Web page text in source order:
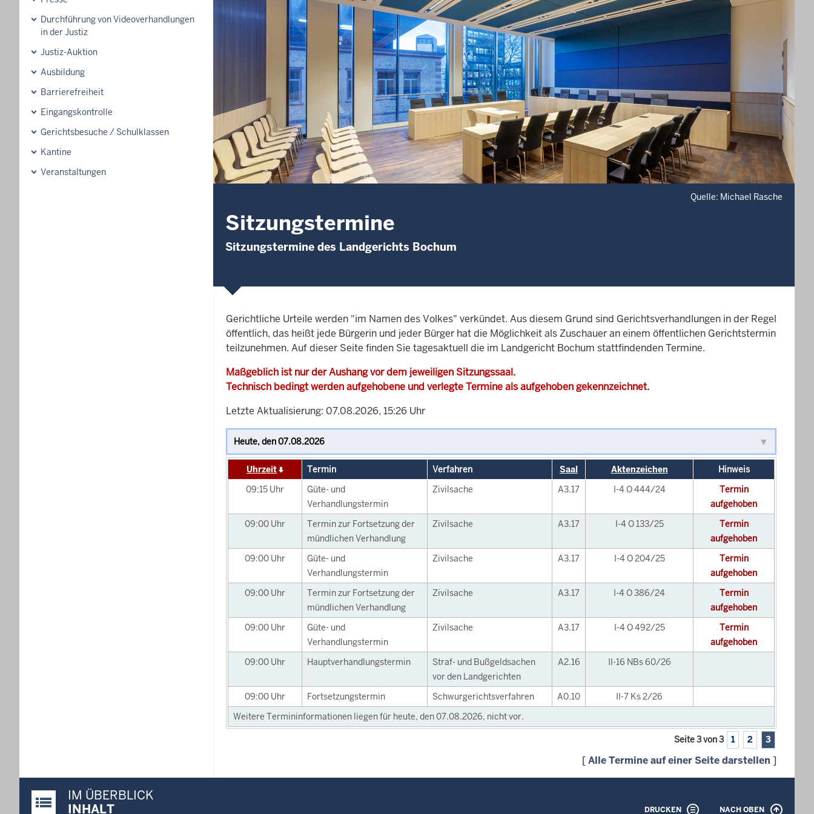
Durchführung von Videoverhandlungen
in der Justiz
Justiz-Auktion
Ausbildung
Barrierefreiheit
Eingangskontrolle
Gerichtsbesuche / Schulklassen
Kantine
Veranstaltungen
Quelle: Michael Rasche
Sitzungstermine
Sitzungstermine des Landgerichts Bochum
Gerichtliche Urteile werden "im Namen des Volkes" verkündet. Aus diesem Grund sind Gerichtsverhandlungen in der Regel
öffentlich, das heißt jede Bürgerin und jeder Bürger hat die Möglichkeit als Zuschauer an einem öffentlichen Gerichtstermin
teilzunehmen. Auf dieser Seite finden Sie tagesaktuell die im Landgericht Bochum stattfindenden Termine.
Maßgeblich ist nur der Aushang vor dem jeweiligen Sitzungssaal.
Technisch bedingt werden aufgehobene und verlegte Termine als aufgehoben gekennzeichnet.
Letzte Aktualisierung: 07.08.2026, 15:26 Uhr
Uhrzeit Termin Verfahren Saal Aktenzeichen
Hinweis
09:15 Uhr
Güte- und
Verhandlungstermin
Zivilsache A3.17 I-4 O 444/24
Termin
aufgehoben
09:00 Uhr
Termin zur Fortsetzung der
mündlichen Verhandlung
Zivilsache A3.17 I-4 O 133/25
Termin
aufgehoben
09:00 Uhr
Güte- und
Verhandlungstermin
Zivilsache A3.17 I-4 O 204/25
Termin
aufgehoben
09:00 Uhr
Termin zur Fortsetzung der
mündlichen Verhandlung
Zivilsache A3.17 I-4 O 386/24
Termin
aufgehoben
09:00 Uhr
Güte- und
Verhandlungstermin
Zivilsache A3.17 I-4 O 492/25
Termin
aufgehoben
09:00 Uhr Hauptverhandlungstermin
Straf- und Bußgeldsachen
vor den Landgerichten
A2.16 II-16 NBs 60/26
09:00 Uhr Fortsetzungstermin Schwurgerichtsverfahren A0.10
II-7 Ks 2/26
Weitere Termininformationen liegen für heute, den 07.08.2026, nicht vor.
Seite 3 von 3 1 2 3
[Alle Termine auf einer Seite darstellen ]
Justiz-Portal im Überblick:
IM ÜBERBLICK
INHALT
DRUCKEN NACH OBEN